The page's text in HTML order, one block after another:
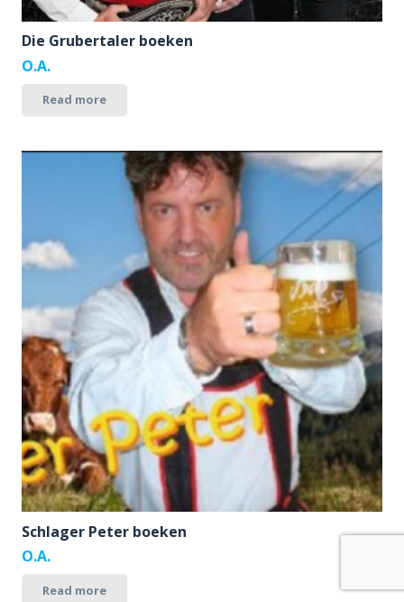
Die Grubertaler boeken
O.A.
Read more
Schlager Peter boeken
O.A.
Read more